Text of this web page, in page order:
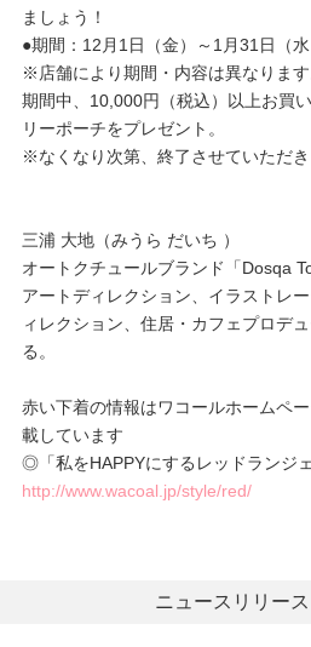
ましょう！
●期間：12月1日（金）～1月31日（水
※店舗により期間・内容は異なります
期間中、10,000円（税込）以上お買
リーポーチをプレゼント。
※なくなり次第、終了させていただき
三浦 大地（みうら だいち ）
オートクチュールブランド「Dosqa
アートディレクション、イラストレ
ィレクション、住居・カフェプロデ
る。
赤い下着の情報はワコールホームペ
載しています
◎「私をHAPPYにするレッドランジェ
http://www.wacoal.jp/style/red/
ニュースリリー